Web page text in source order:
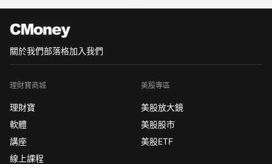
關於我們部落格加入我們
理財寶商城
理財寶
軟體
講座
線上課程
美股專區
美股放大鏡
美股股市
美股ETF